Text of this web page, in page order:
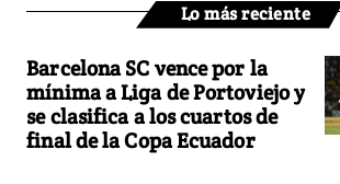
Lo más reciente
Barcelona SC vence por la
mínima a Liga de Portoviejo y
se clasifica a los cuartos de
final de la Copa Ecuador